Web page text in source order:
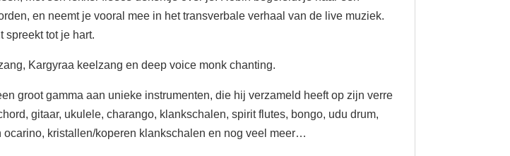
en neemt je vooral mee in het transverbale verhaal van de live muziek.
spreekt tot je hart.
Kargyraa keelzang en deep voice monk chanting.
groot gamma aan unieke instrumenten, die hij verzameld heeft op zijn verre
gitaar, ukulele, charango, klankschalen, spirit flutes, bongo, udu drum,
kristallen/koperen klankschalen en nog veel meer…